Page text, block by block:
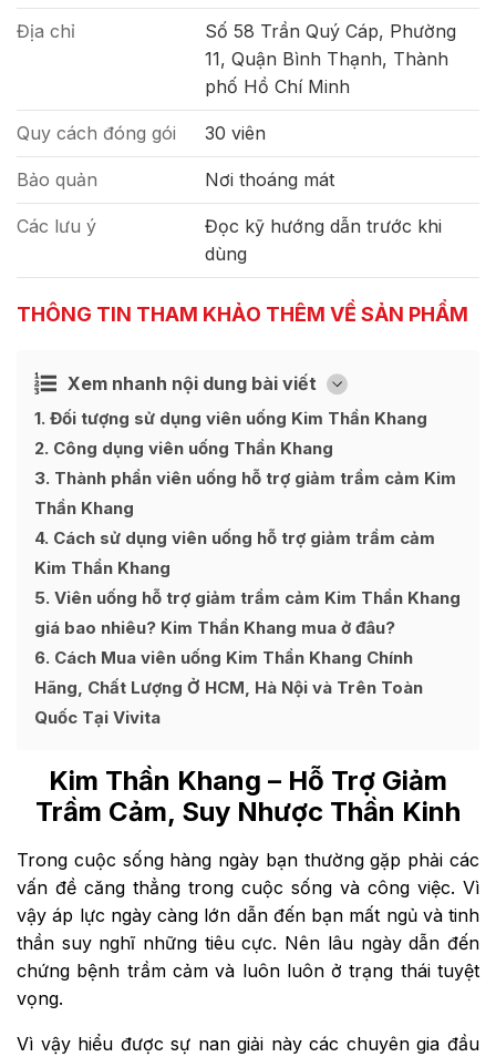
Địa chỉ
Số 58 Trần Quý Cáp, Phường
11, Quận Bình Thạnh, Thành
phố Hồ Chí Minh
Quy cách đóng gói 30 viên
Bảo quản Nơi thoáng mát
Các lưu ý
Đọc kỹ hướng dẫn trước khi
dùng
THÔNG TIN THAM KHẢO THÊM VỀ SẢN PHẨM
Xem nhanh nội dung bài viết [
Ẩn
1 Đối tượng sử dụng viên uống Kim Thần Khang
2 Công dụng viên uống Thần Khang
3 Thành phần viên uống hỗ trợ giảm trầm cảm Kim
Thần Khang
4 Cách sử dụng viên uống hỗ trợ giảm trầm cảm
Kim Thần Khang
5 Viên uống hỗ trợ giảm trầm cảm Kim Thần Khang
giá bao nhiêu? Kim Thần Khang mua ở đâu?
6 Cách Mua viên uống Kim Thần Khang Chính
Hãng, Chất Lượng Ở HCM, Hà Nội và Trên Toàn
Quốc Tại Vivita
Kim Thần Khang – Hỗ Trợ Giảm
Trầm Cảm, Suy Nhược Thần Kinh
Trong cuộc sống hàng ngày bạn thường gặp phải các
vấn đề căng thẳng trong cuộc sống và công việc. Vì
vậy áp lực ngày càng lớn dẫn đến bạn mất ngủ và tinh
thần suy nghĩ những tiêu cực. Nên lâu ngày dẫn đến
chứng bệnh trầm cảm và luôn luôn ở trạng thái tuyệt
vọng.
Vì vậy hiểu được sự nan giải này các chuyên gia đầu